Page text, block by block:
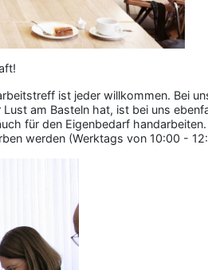
ist jeder willkommen. Bei
am Basteln hat, ist bei uns
für den Eigenbedarf
werden (Werktags von 10:00 -